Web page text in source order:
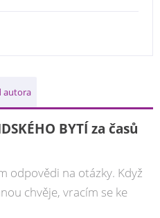
autora
BYTÍ za časů
odpovědi na otázky. Když
chvěje, vracím se ke